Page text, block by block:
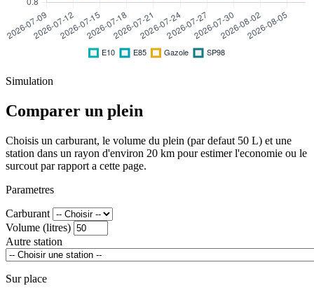
Simulation
Comparer un plein
Choisis un carburant, le volume du plein (par defaut 50 L) et une
station dans un rayon d'environ 20 km pour estimer l'economie ou le
surcout par rapport a cette page.
Parametres
Carburant
Volume (litres)
Autre station
Sur place